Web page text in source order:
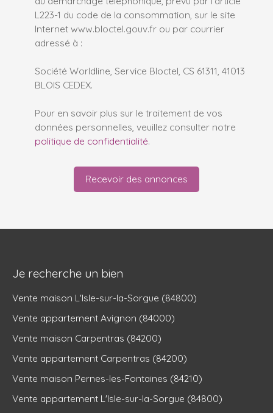
L223-1 du code de la consommation, sur le site
Internet www.bloctel.gouv.fr ou par courrier
adressé à :
Société Worldline, Service Bloctel, CS 61311, 41013
BLOIS CEDEX.
Pour en savoir plus sur le traitement de vos
données personnelles, veuillez consulter notre
politique de confidentialité.
Recevoir des annonces
Je recherche un bien
Vente maison L'Isle-sur-la-Sorgue (84800)
Vente appartement Avignon (84000)
Vente maison Carpentras (84200)
Vente appartement Carpentras (84200)
Vente maison Pernes-les-Fontaines (84210)
Vente appartement L'Isle-sur-la-Sorgue (84800)